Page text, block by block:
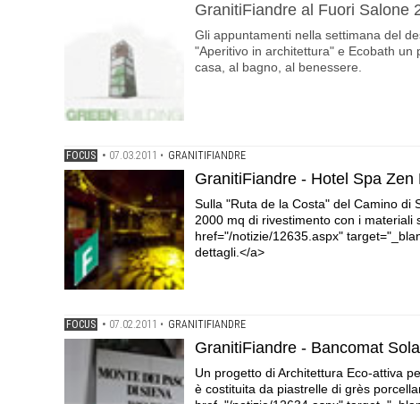
GranitiFiandre al Fuori Salone
Gli appuntamenti nella settimana del
"Aperitivo in architettura" e Ecobath
casa, al bagno, al benessere.
FOCUS • 07.03.2011 • GRANITIFIANDRE
GranitiFiandre - Hotel Spa Zen
Sulla "Ruta de la Costa" del Camino di
2000 mq di rivestimento con i materiali
href="/notizie/12635.aspx"
dettagli.</a>
FOCUS • 07.02.2011 • GRANITIFIANDRE
GranitiFiandre - Bancomat
Un progetto di Architettura Eco-attiva
è costituita da piastrelle di grès